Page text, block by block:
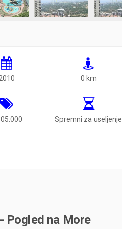
0 km
Spremni za useljenje
Pogled na More